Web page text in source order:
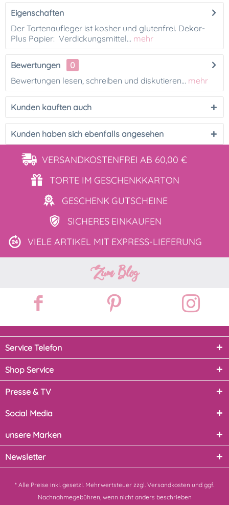
Eigenschaften
Der Tortenaufleger ist kosher und glutenfrei. Dekor-
Plus Papier: Verdickungsmittel... mehr
Bewertungen
0
Bewertungen lesen, schreiben und diskutieren... mehr
Kunden kauften auch
Kunden haben sich ebenfalls angesehen
VERSANDKOSTENFREI AB 60,00 €
TORTE IM GESCHENKKARTON
GESCHENK GUTSCHEINE
SICHERES EINKAUFEN
VIELE ARTIKEL MIT EXPRESS-LIEFERUNG
Zum Blog
Service Telefon
Shop Service
Presse & TV
Social Media
unsere Marken
Newsletter
* Alle Preise inkl. gesetzl. Mehrwertsteuer zzgl. Versandkosten und ggf.
Nachnahmegebühren, wenn nicht anders beschrieben